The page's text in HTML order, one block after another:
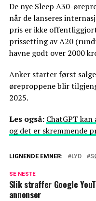
De nye Sleep A30-
når de lanseres
pris er ikke
prissetting av A20
havne godt over 2000
Anker starter først
øreproppene blir
2025.
Les også: ChatGPT
og det er skremmende
LIGNENDE EMNER: LYD
SE NESTE
Slik straffer Google
annonser